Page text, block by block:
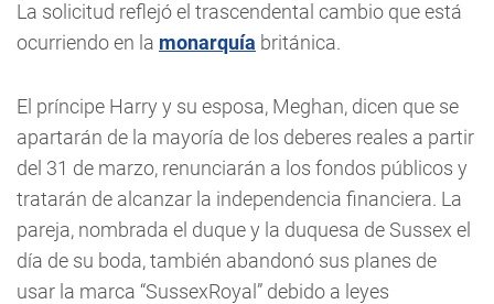
La solicitud reflejó el trascendental cambio que está
ocurriendo en la monarquía británica.
El príncipe Harry y su esposa, Meghan, dicen que se
apartarán de la mayoría de los deberes reales a partir
del 31 de marzo, renunciarán a los fondos públicos y
tratarán de alcanzar la independencia financiera. La
pareja, nombrada el duque y la duquesa de Sussex el
día de su boda, también abandonó sus planes de
usar la marca “SussexRoyal” debido a leyes